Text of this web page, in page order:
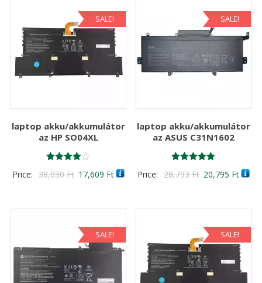
SALE!
laptop akku/akkumulátor
az HP SO04XL
4.00
Price: 38,030Ft Original
17,609 FtCurrent
SALE!
laptop akku/akkumulátor
az ASUS C31N1602
5.00
Price: 28,793Ft Original
20,795 Ft
SALE! SALE!